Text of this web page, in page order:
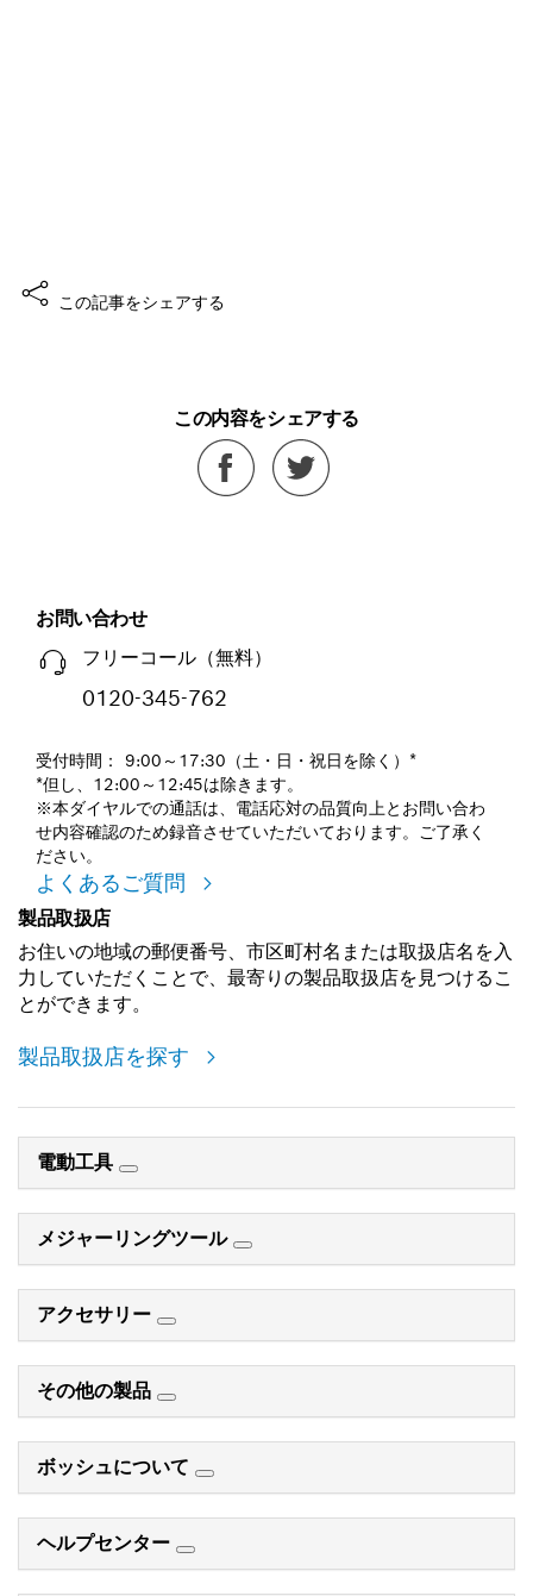
この記事をシェアする
この内容をシェアする
お問い合わせ
フリーコール（無料）
0120-345-762
受付時間： 9:00～17:30（土・日・祝日を除く）*
*但し、12:00～12:45は除きます。
※本ダイヤルでの通話は、電話応対の品質向上とお問い合わ
せ内容確認のため録音させていただいております。ご了承く
ださい。
よくあるご質問
製品取扱店
お住いの地域の郵便番号、市区町村名または取扱店名を入
力していただくことで、最寄りの製品取扱店を見つけるこ
とができます。
製品取扱店を探す
電動工具
メジャーリングツール
アクセサリー
その他の製品
ボッシュについて
ヘルプセンター